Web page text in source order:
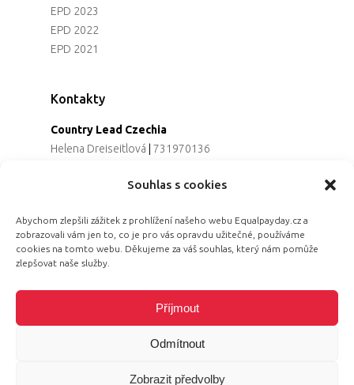
Souhlas s cookies
Abychom zlepšili zážitek z prohlížení našeho webu Equalpayday.cz a
zobrazovali vám jen to, co je pro vás opravdu užitečné, používáme
cookies na tomto webu. Děkujeme za váš souhlas, který nám pomůže
zlepšovat naše služby.
Příjmout
Odmítnout
Zobrazit předvolby
EPD 2023
EPD 2022
EPD 2021
Kontakty
Country Lead Czechia
Helena Dreiseitlová
731970136
Alena Řezaninová|736163461
Jana Černoušková|607782535
Partnerství & fundraising
Eva Primus Kovandová
730158883
© 2026 Equal Pay Day.